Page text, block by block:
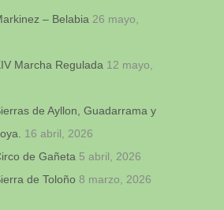
– Belabia 26 mayo,
Marcha Regulada 12 mayo,
de Ayllon, Guadarrama y
16 abril, 2026
de Gañeta 5 abril, 2026
de Toloño 8 marzo, 2026